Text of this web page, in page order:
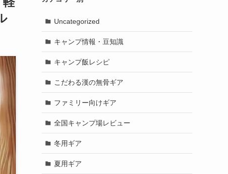
Uncategorized
キャンプ情報・豆知識
キャンプ飯レシピ
こだわる漢の無骨ギア
ファミリー向けギア
全国キャンプ場レビュー
冬用ギア
夏用ギア